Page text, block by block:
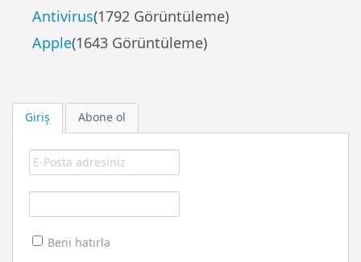
Giriş Abone ol
Beni hatırla
Antivirus(1792 Görüntüleme)
Apple(1643 Görüntüleme)